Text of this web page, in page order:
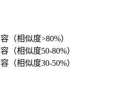
（相似度>80%）
（相似度50-80%）
（相似度30-50%）